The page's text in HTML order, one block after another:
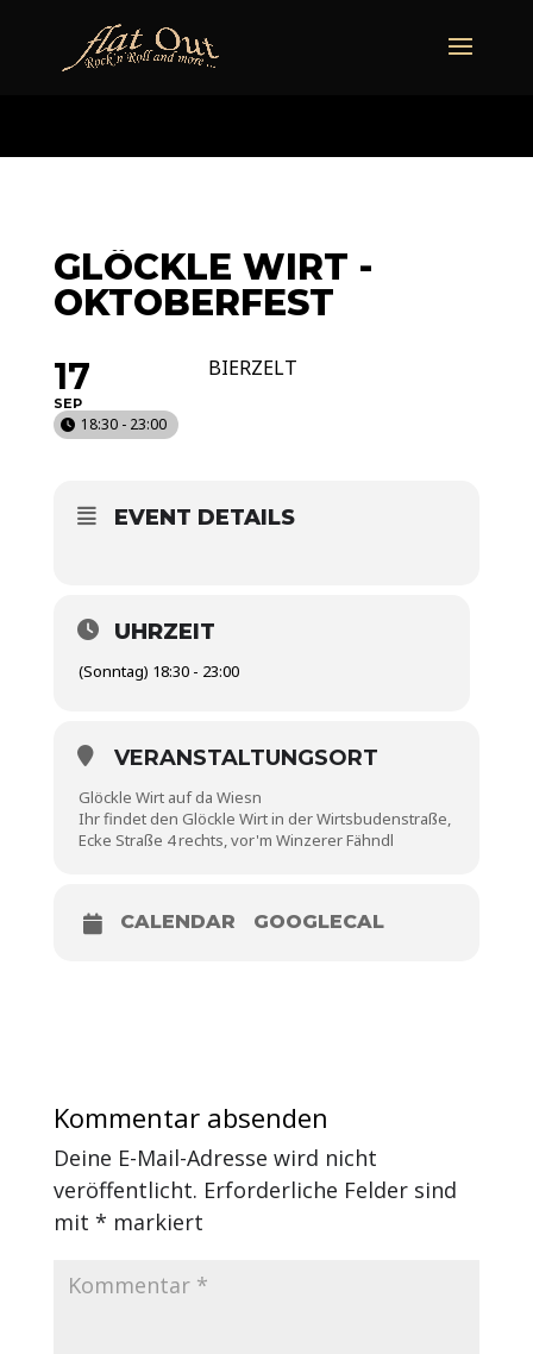
GLÖCKLE WIRT -
OKTOBERFEST
17
SEP
18:30 - 23:00
BIERZELT
EVENT DETAILS
UHRZEIT
(Sonntag) 18:30 - 23:00
VERANSTALTUNGSORT
Glöckle Wirt auf da Wiesn
Ihr findet den Glöckle Wirt in der Wirtsbudenstraße,
Ecke Straße 4 rechts, vor'm Winzerer Fähndl
CALENDAR GOOGLECAL
Kommentar absenden
Deine E-Mail-Adresse wird nicht
veröffentlicht. Erforderliche Felder sind
mit * markiert